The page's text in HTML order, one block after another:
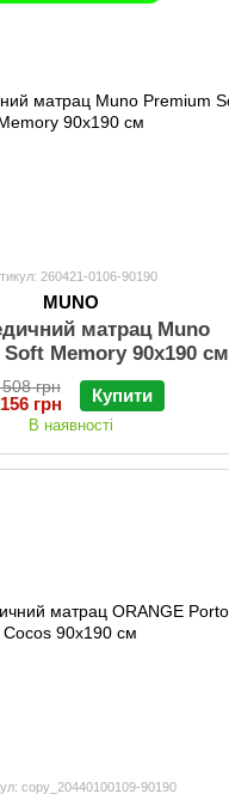
260421-0106-90190
MUNO
матрац Muno
Memory 90х190 см
грн
грн Купити
В наявності
copy_20440100109-90190